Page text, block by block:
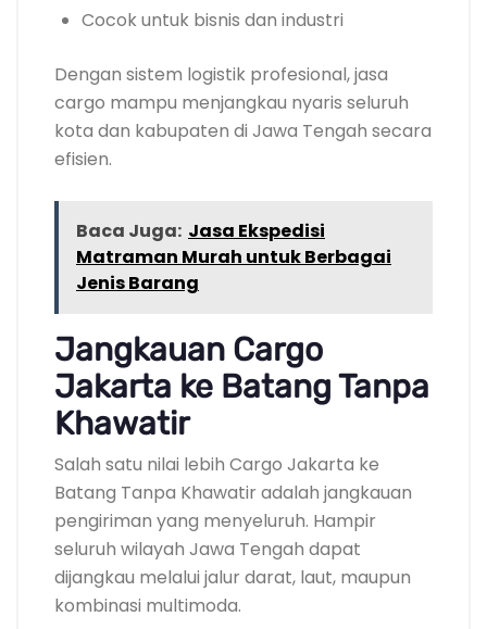
Cocok untuk bisnis dan industri
Dengan sistem logistik profesional, jasa
cargo mampu menjangkau nyaris seluruh
kota dan kabupaten di Jawa Tengah secara
efisien.
Baca Juga: Jasa Ekspedisi
Matraman Murah untuk Berbagai
Jenis Barang
Jangkauan Cargo
Jakarta ke Batang Tanpa
Khawatir
Salah satu nilai lebih Cargo Jakarta ke
Batang Tanpa Khawatir adalah jangkauan
pengiriman yang menyeluruh. Hampir
seluruh wilayah Jawa Tengah dapat
dijangkau melalui jalur darat, laut, maupun
kombinasi multimoda.